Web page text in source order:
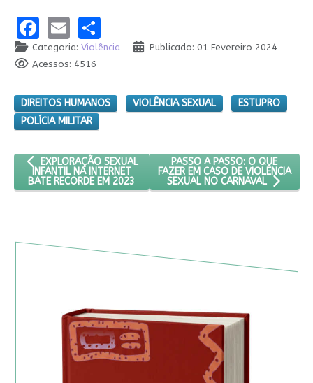
Facebook
EmailShare
Categoria: Violência
Publicado: 01 Fevereiro 2024
Acessos: 4516
DIREITOS HUMANOS VIOLÊNCIA SEXUAL
ESTUPRO
POLÍCIA MILITAR
ARTIGO ANTERIOR: EXPLORAÇÃO SEXUAL INFANTIL NA
EXPLORAÇÃO SEXUAL
INFANTIL NA INTERNET
BATE RECORDE EM 2023
PRÓXIMO ARTIGO: PASSO A
PASSO A PASSO: O QUE
FAZER EM CASO DE VIOLÊNCIA
SEXUAL NO CARNAVAL